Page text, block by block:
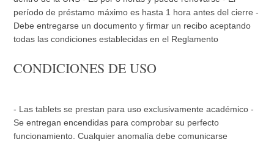
período de préstamo máximo es hasta 1 hora antes del cierre -
Debe entregarse un documento y firmar un recibo aceptando
todas las condiciones establecidas en el Reglamento
CONDICIONES DE USO
- Las tablets se prestan para uso exclusivamente académico -
Se entregan encendidas para comprobar su perfecto
funcionamiento. Cualquier anomalía debe comunicarse